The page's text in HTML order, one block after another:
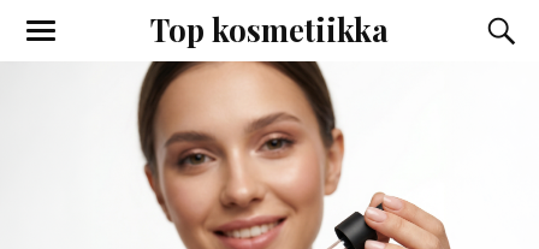
Top kosmetiikka